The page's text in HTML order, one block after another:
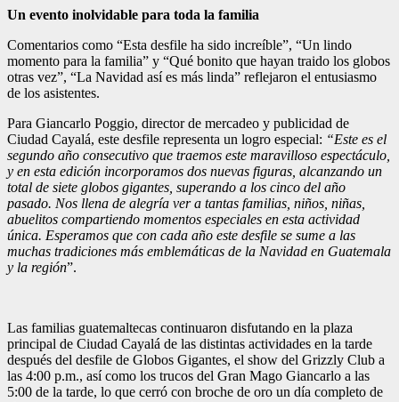
Un evento inolvidable para toda la familia
Comentarios como “Esta desfile ha sido increíble”, “Un lindo
momento para la familia” y “Qué bonito que hayan traido los globos
otras vez”, “La Navidad así es más linda” reflejaron el entusiasmo
de los asistentes.
Para Giancarlo Poggio, director de mercadeo y publicidad de
Ciudad Cayalá, este desfile representa un logro especial: “Este es el
segundo año consecutivo que traemos este maravilloso espectáculo,
y en esta edición incorporamos dos nuevas figuras, alcanzando un
total de siete globos gigantes, superando a los cinco del año
pasado. Nos llena de alegría ver a tantas familias, niños, niñas,
abuelitos compartiendo momentos especiales en esta actividad
única. Esperamos que con cada año este desfile se sume a las
muchas tradiciones más emblemáticas de la Navidad en Guatemala
y la región”.
Las familias guatemaltecas continuaron disfutando en la plaza
principal de Ciudad Cayalá de las distintas actividades en la tarde
después del desfile de Globos Gigantes, el show del Grizzly Club a
las 4:00 p.m., así como los trucos del Gran Mago Giancarlo a las
5:00 de la tarde, lo que cerró con broche de oro un día completo de